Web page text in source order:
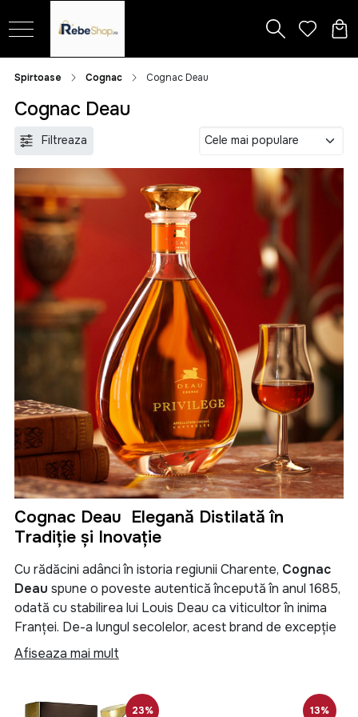
Spirtoase Cognac Cognac Deau
Cognac Deau
Filtreaza
Cognac Deau Eleganță Distilată în
Tradiție și Inovație
Cu rădăcini adânci în istoria regiunii Charente, Cognac
Deau spune o poveste autentică începută în anul 1685,
odată cu stabilirea lui Louis Deau ca viticultor în inima
Franței. De-a lungul secolelor, acest brand de excepție
și-a păstrat noblețea și rafinamentul, devenind astăzi
un nume emblematic al luxului lichid. Moștenirea este
Véronique și fiul său Roland, transformă fiecare
Afiseaza mai mult
23% 13%